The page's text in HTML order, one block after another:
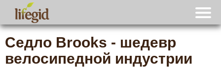
Седло Brooks - шедевр
велосипедной индустрии